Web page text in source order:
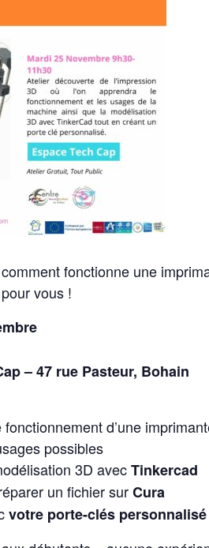
fonctionne une
vous !
– 47 rue Pasteur, Bohain
d’une
possibles
3D avecTinkercad
un fichier surCura
votre porte-clés personnalisé